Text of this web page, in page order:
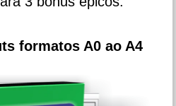
formatos A0 ao A4